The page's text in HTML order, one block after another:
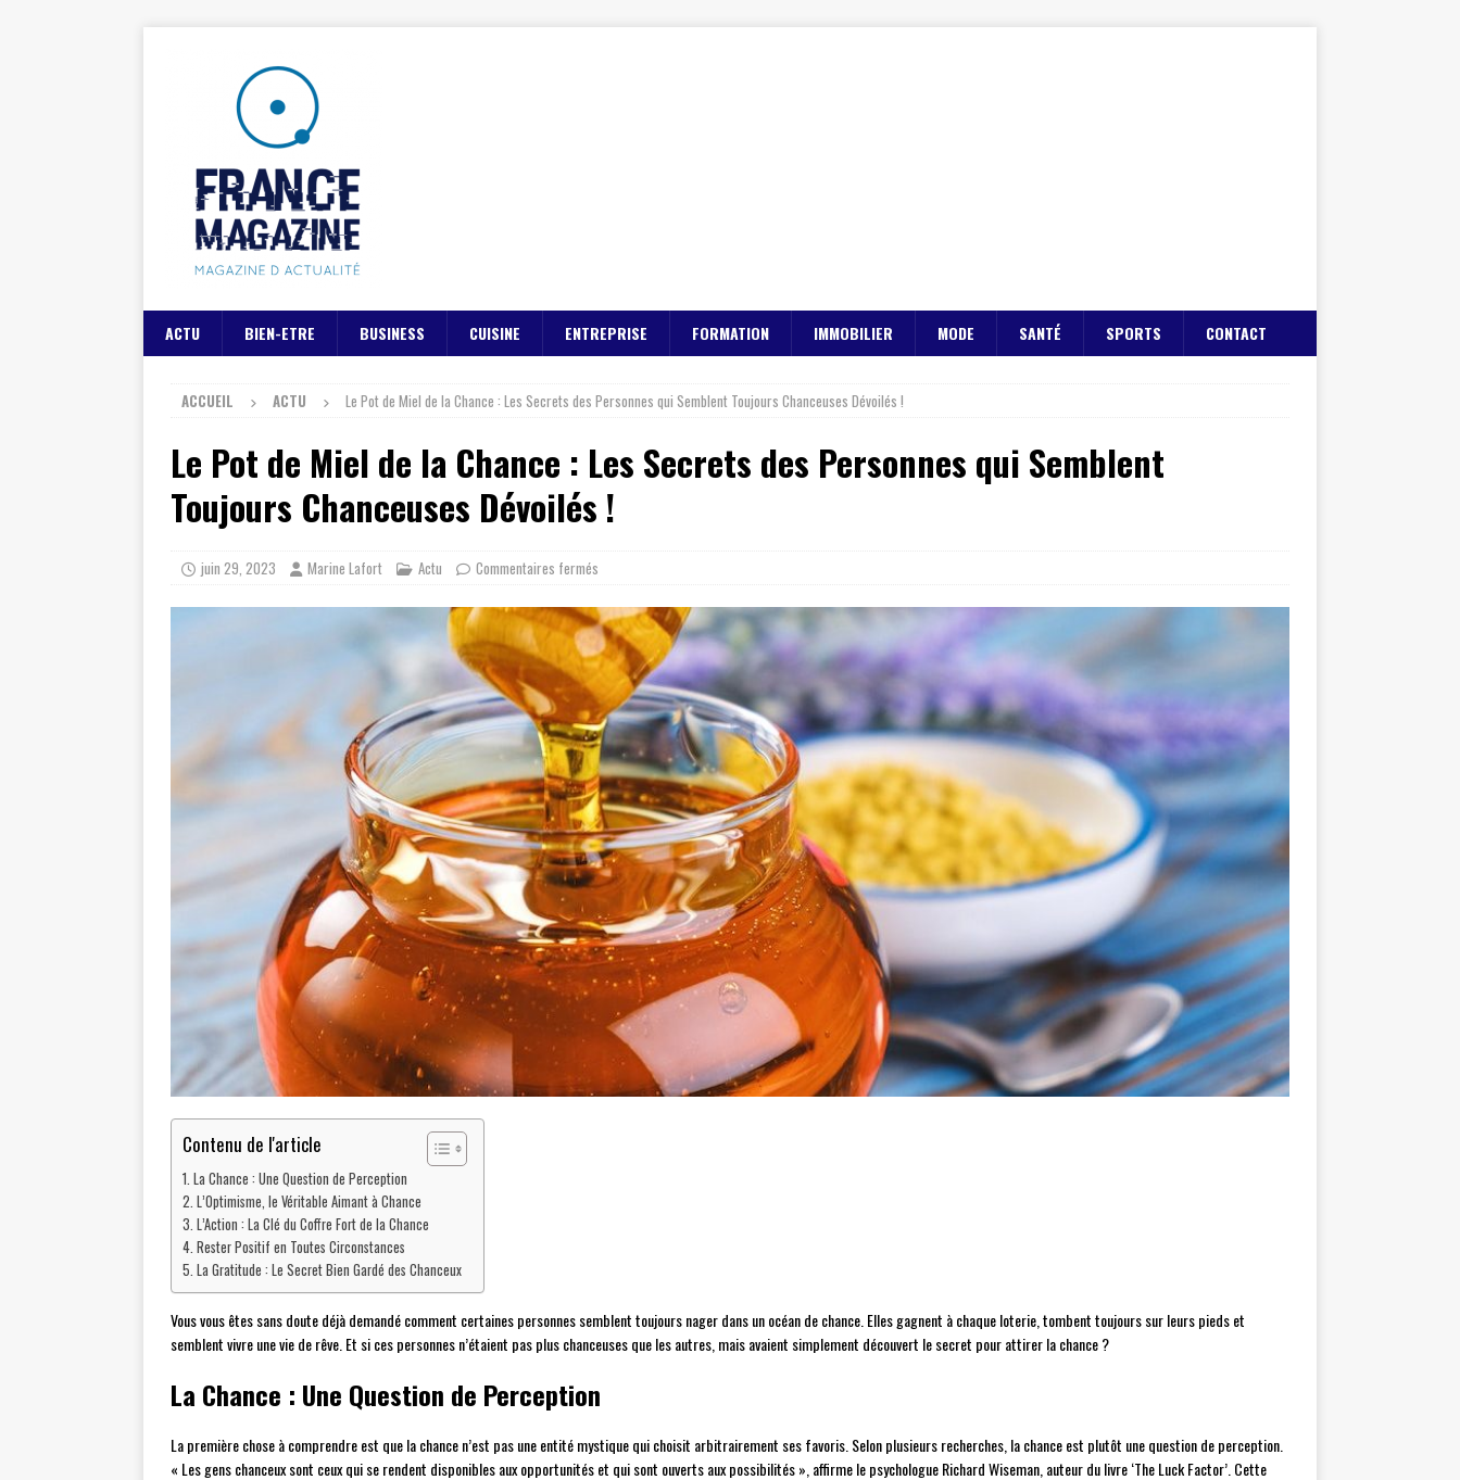
ACTU BIEN-ETRE BUSINESS CUISINE ENTREPRISE FORMATION IMMOBILIER MODE SANTÉ SPORTS CONTACT
ACCUEIL ACTU Le Pot de Miel de la Chance : Les Secrets des Personnes qui Semblent Toujours Chanceuses Dévoilés !
Le Pot de Miel de la Chance : Les Secrets des Personnes qui Semblent
Toujours Chanceuses Dévoilés !
juin 29, 2023 Marine Lafort Actu Commentaires fermés
Contenu de l'article
La Chance : Une Question de Perception
L’Optimisme, le Véritable Aimant à Chance
L’Action : La Clé du Coffre Fort de la Chance
Rester Positif en Toutes Circonstances
La Gratitude : Le Secret Bien Gardé des Chanceux
Vous vous êtes sans doute déjà demandé comment certaines personnes semblent toujours nager dans un océan de chance. Elles gagnent à chaque loterie, tombent toujours sur leurs pieds et
semblent vivre une vie de rêve. Et si ces personnes n’étaient pas plus chanceuses que les autres, mais avaient simplement découvert le secret pour attirer la chance ?
La Chance : Une Question de Perception
La première chose à comprendre est que la chance n’est pas une entité mystique qui choisit arbitrairement ses favoris. Selon plusieurs recherches, la chance est plutôt une question de perception.
« Les gens chanceux sont ceux qui se rendent disponibles aux opportunités et qui sont ouverts aux possibilités », affirme le psychologue Richard Wiseman, auteur du livre ‘The Luck Factor’. Cette